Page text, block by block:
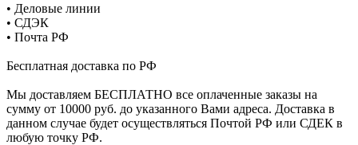
• Деловые линии
• СДЭК
• Почта РФ
Бесплатная доставка по РФ
Мы доставляем БЕСПЛАТНО все оплаченные заказы на
сумму от 10000 руб. до указанного Вами адреса. Доставка в
данном случае будет осуществляться Почтой РФ или СДЕК в
любую точку РФ.